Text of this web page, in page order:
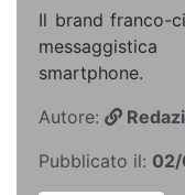
Il brand franco-
smartphone.
Autore:
Pubblicato il: